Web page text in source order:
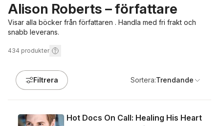
Alison Roberts – författare
Visar alla böcker från författaren . Handla med fri frakt och
snabb leverans.
434 produkter
Filtrera Sortera:Trendande
Hot Docs On Call: Healing His Heart